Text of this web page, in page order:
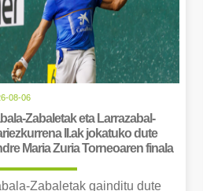
08-06
Zabaletak eta Larrazabal-
II.ak jokatuko dute
Maria Zuria Torneoaren finala
Zabaletak gainditu dute